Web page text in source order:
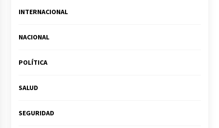
INTERNACIONAL
NACIONAL
POLÍTICA
SALUD
SEGURIDAD